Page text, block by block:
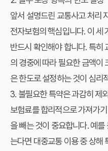
앞서 설명드린 교통사고 처리
전자보험의 핵심입니다. 이 세
반드시 확인해야 합니다. 특히
의 경중에 따라 필요한 금액이
은 한도로 설정하는 것이 심리
3. 불필요한 특약은 과감히 제외
보험료를 합리적으로 가져가
을 빼는 것이 중요합니다. 예
는다면 대중교통 이용 중 상해